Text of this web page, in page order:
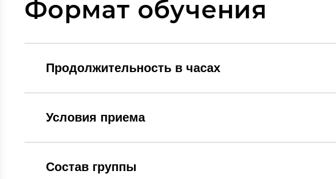
Формат обучения
Продолжительность в часах
Условия приема
Состав группы